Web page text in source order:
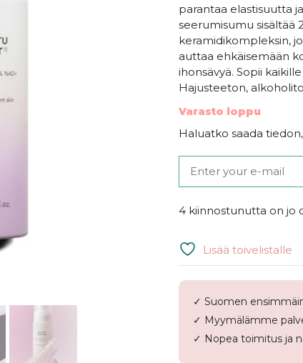
parantaa elastisuutta
seerumisumu sisältää
keramidikompleksin,
auttaa ehkäisemään
ihonsävyä. Sopii
Hajusteeton,
Varasto loppu
Haluatko saada
4 kiinnostunutta on jo
Lisää toivelistalle
✓ Suomen
✓ Myymälämme
✓ Nopea toimitus ja